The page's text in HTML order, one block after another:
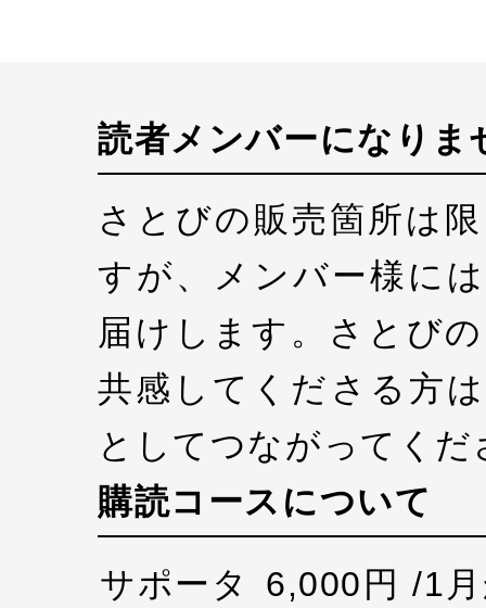
読者メンバーになりま
さとびの販売箇所は
すが、メンバー様に
届けします。さとび
共感してくださる方
としてつながってくだ
購読コースについて
サポータ
6,000円 /1